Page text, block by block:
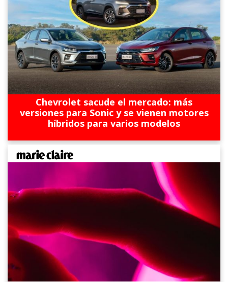
Chevrolet sacude el mercado: más
versiones para Sonic y se vienen motores
híbridos para varios modelos